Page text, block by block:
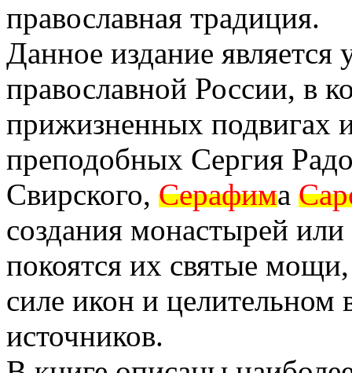
православная традиция.
Данное издание
православной России, в
прижизненных подвигах
преподобных Сергия
Свирского, Серафима
создания монастырей
покоятся их святые
силе икон и целительном
источников.